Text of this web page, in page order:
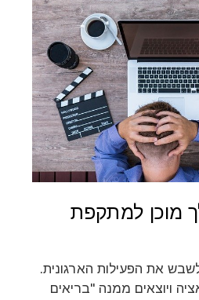
מוכן למתקפת
את הפעילות הארגונית.
ויוצאים ממנה "בריאים